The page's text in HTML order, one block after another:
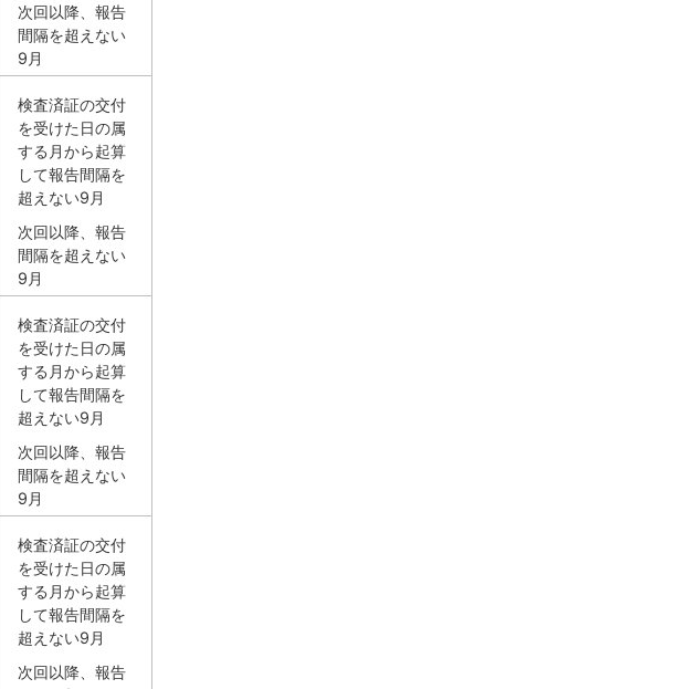
次回以降、報告
間隔を超えない
9月
検査済証の交付
を受けた日の属
する月から起算
して報告間隔を
超えない9月
次回以降、報告
間隔を超えない
9月
検査済証の交付
を受けた日の属
する月から起算
して報告間隔を
超えない9月
次回以降、報告
間隔を超えない
9月
検査済証の交付
を受けた日の属
する月から起算
して報告間隔を
超えない9月
次回以降、報告